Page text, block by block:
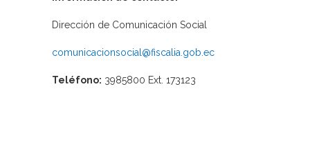
Dirección de Comunicación Social
comunicacionsocial@fiscalia.gob.ec
Teléfono: 3985800 Ext. 173123